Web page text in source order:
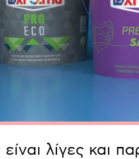
λίγες και